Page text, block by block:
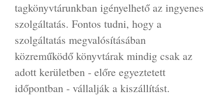
tagkönyvtárunkban igényelhető az ingyenes
szolgáltatás. Fontos tudni, hogy a
szolgáltatás megvalósításában
közreműködő könyvtárak mindig csak az
adott kerületben - előre egyeztetett
időpontban - vállalják a kiszállítást.